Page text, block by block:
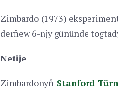
Zimbardo (1973)
derňew 6-njy gününde
Netije
Zimbardonyň Stanford